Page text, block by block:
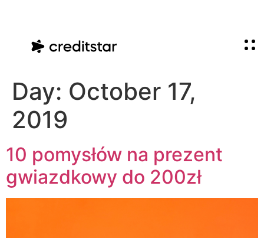
Day: October 17,
2019
10 pomysłów na prezent
gwiazdkowy do 200zł